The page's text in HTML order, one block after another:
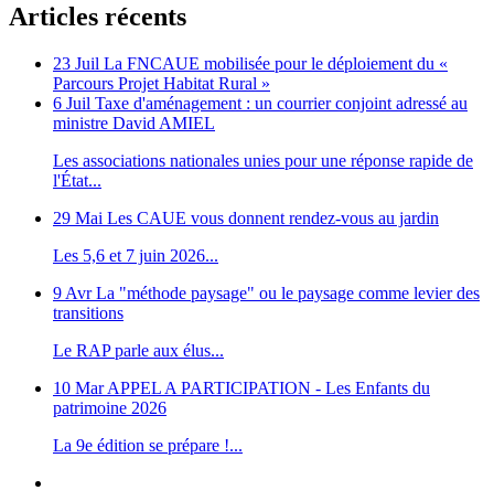
Articles récents
23 Juil La FNCAUE mobilisée pour le déploiement du «
Parcours Projet Habitat Rural »
6 Juil Taxe d'aménagement : un courrier conjoint adressé au
ministre David AMIEL
Les associations nationales unies pour une réponse rapide de
l'État...
29 Mai Les CAUE vous donnent rendez-vous au jardin
Les 5,6 et 7 juin 2026...
9 Avr La "méthode paysage" ou le paysage comme levier des
transitions
Le RAP parle aux élus...
10 Mar APPEL A PARTICIPATION - Les Enfants du
patrimoine 2026
La 9e édition se prépare !...